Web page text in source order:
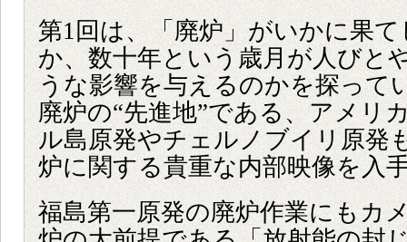
第1回は、「廃炉」がいかに果
か、数十年という歳月が人びと
うな影響を与えるのかを探って
廃炉の“先進地”である、アメリ
ル島原発やチェルノブイリ原発
炉に関する貴重な内部映像を入
福島第一原発の廃炉作業にもカ